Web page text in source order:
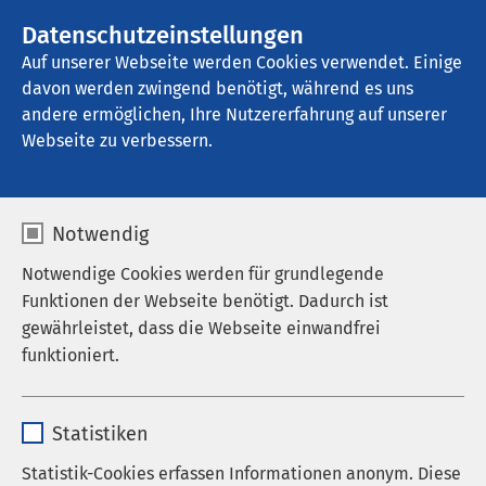
Datenschutzeinstellungen
Auf unserer Webseite werden Cookies verwendet. Einige
davon werden zwingend benötigt, während es uns
andere ermöglichen, Ihre Nutzererfahrung auf unserer
Webseite zu verbessern.
Notwendig
Notwendige Cookies werden für grundlegende
Funktionen der Webseite benötigt. Dadurch ist
gewährleistet, dass die Webseite einwandfrei
funktioniert.
Anbieter sgalinski
Statistiken
Statistik-Cookies erfassen Informationen anonym. Diese
AMEOS Poliklinikum Calbe
Corona-Informationen
Aktuelle Informationen
aktuellen Besuchsregelung.